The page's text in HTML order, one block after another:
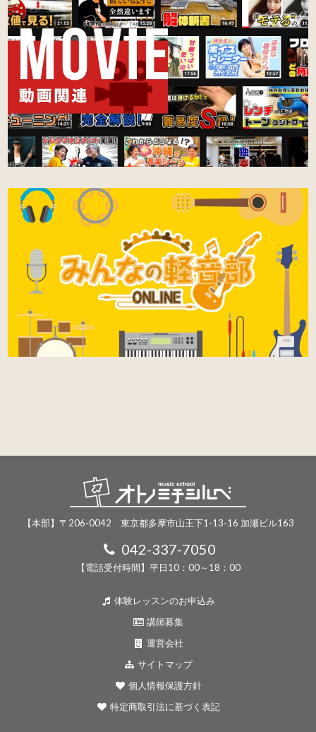
【本部】〒206-0042 東京都多摩市山王下1-13-16 加瀬ビル163
042-337-7050
【電話受付時間】平日10：00～18：00
体験レッスンのお申込み
講師募集
運営会社
サイトマップ
個人情報保護方針
特定商取引法に基づく表記